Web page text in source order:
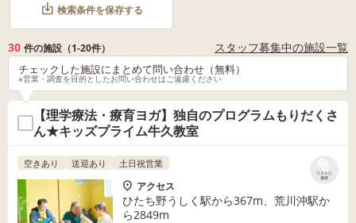
検索条件を保存する
30 件の施設（1-20件） スタッフ募集中の施設一覧
チェックした施設にまとめて問い合わせ（無料）
※営業・調査を目的としたお問い合わせはご遠慮ください
【理学療法・療育ヨガ】独自のプログラムもりだくさ
ん★キッズプライム牛久教室
リストに
保存
空きあり 送迎あり 土日祝営業
アクセス
ひたち野うしく駅から367m、荒川沖駅か
ら2849m